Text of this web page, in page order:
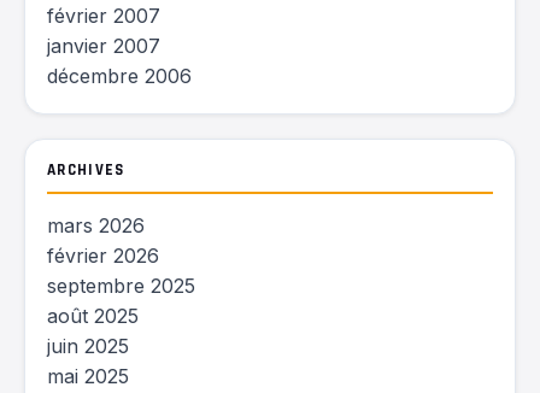
février 2007
janvier 2007
décembre 2006
ARCHIVES
mars 2026
février 2026
septembre 2025
août 2025
juin 2025
mai 2025